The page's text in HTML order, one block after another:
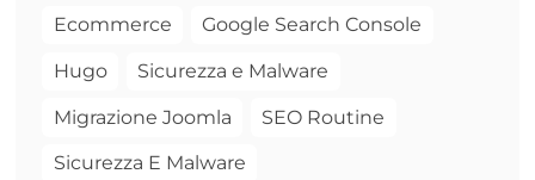
Ecommerce Google Search Console
Hugo Sicurezza e Malware
Migrazione Joomla SEO Routine
Sicurezza E Malware